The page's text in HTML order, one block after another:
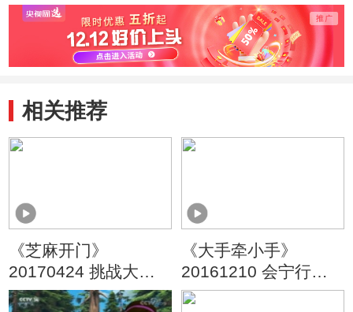
相关推荐
《芝麻开门》
20170424 挑战大现
场 水上乐园大挑战
《大手牵小手》
20161210 会宁行
（二）